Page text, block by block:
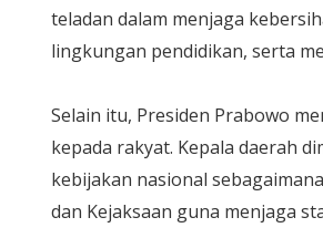
teladan dalam menjaga
lingkungan pendidikan, serta
Selain itu, Presiden Prabowo
kepada rakyat. Kepala daerah
kebijakan nasional
dan Kejaksaan guna menjaga